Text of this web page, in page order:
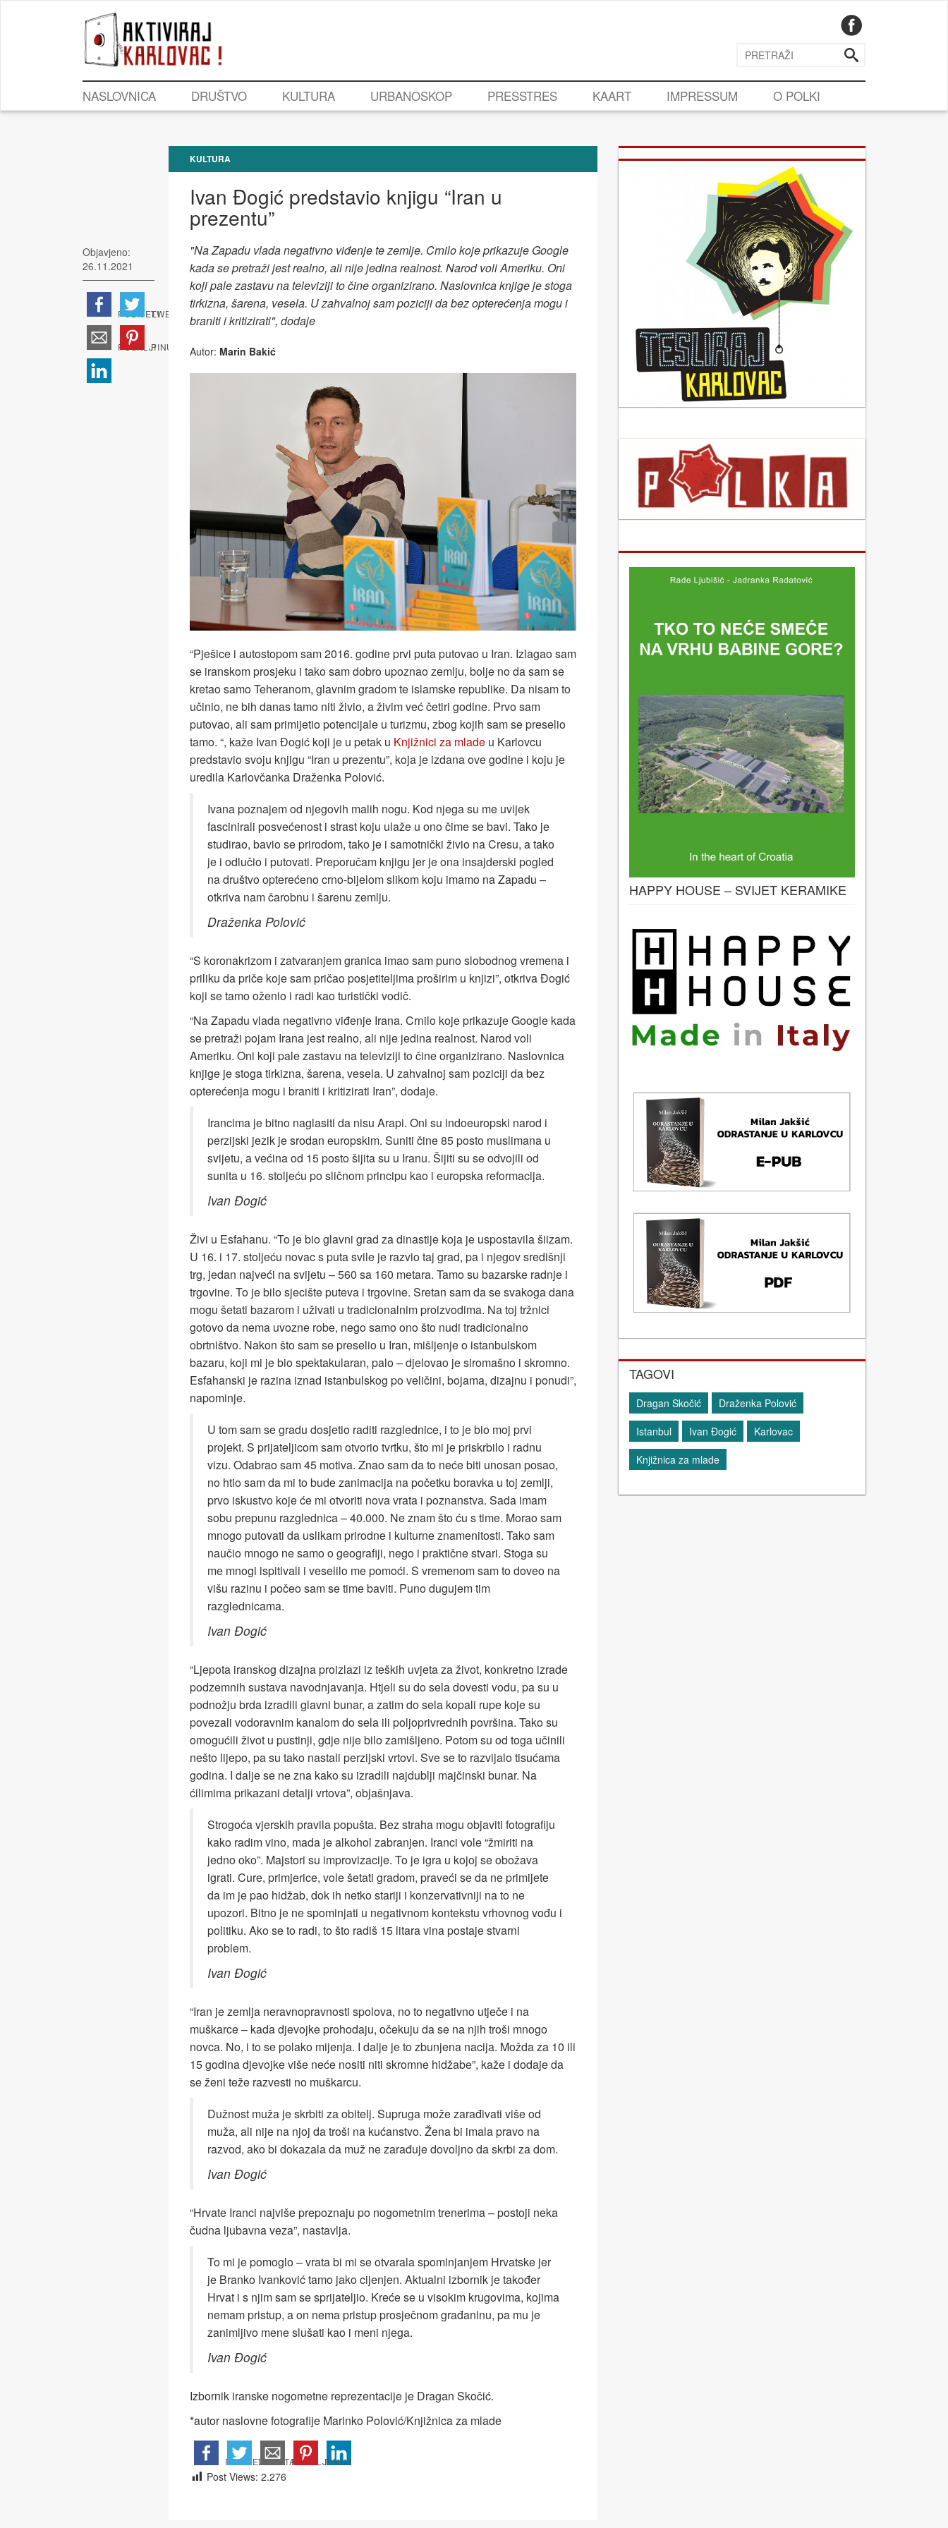
NASLOVNICA DRUŠTVO KULTURA URBANOSKOP PRESSTRES KAART IMPRESSUM O POLKI
Objavjeno:
26.11.2021
KULTURA
Ivan Đogić predstavio knjigu “Iran u
prezentu”
"Na Zapadu vlada negativno viđenje te zemlje. Crnilo koje prikazuje Google
kada se pretraži jest realno, ali nije jedina realnost. Narod voli Ameriku. Oni
koji pale zastavu na televiziji to čine organizirano. Naslovnica knjige je stoga
tirkizna, šarena, vesela. U zahvalnoj sam poziciji da bez opterećenja mogu i
braniti i kritizirati", dodaje
Autor: Marin Bakić
“Pješice i autostopom sam 2016. godine prvi puta putovao u Iran. Izlagao sam
se iranskom prosjeku i tako sam dobro upoznao zemlju, bolje no da sam se
kretao samo Teheranom, glavnim gradom te islamske republike. Da nisam to
učinio, ne bih danas tamo niti živio, a živim već četiri godine. Prvo sam
putovao, ali sam primijetio potencijale u turizmu, zbog kojih sam se preselio
tamo. “, kaže Ivan Đogić koji je u petak u Knjižnici za mladeu Karlovcu
predstavio svoju knjigu “Iran u prezentu”, koja je izdana ove godine i koju je
uredila Karlovčanka Draženka Polović.
Ivana poznajem od njegovih malih nogu. Kod njega su me uvijek
fascinirali posvećenost i strast koju ulaže u ono čime se bavi. Tako je
studirao, bavio se prirodom, tako je i samotnički živio na Cresu, a tako
je i odlučio i putovati. Preporučam knjigu jer je ona insajderski pogled
na društvo opterećeno crno-bijelom slikom koju imamo na Zapadu –
otkriva nam čarobnu i šarenu zemlju.
Draženka Polović
“S koronakrizom i zatvaranjem granica imao sam puno slobodnog vremena i
priliku da priče koje sam pričao posjetiteljima proširim u knjizi”, otkriva Đogić
koji se tamo oženio i radi kao turistički vodič.
“Na Zapadu vlada negativno viđenje Irana. Crnilo koje prikazuje Google kada
se pretraži pojam Irana jest realno, ali nije jedina realnost. Narod voli
Ameriku. Oni koji pale zastavu na televiziji to čine organizirano. Naslovnica
knjige je stoga tirkizna, šarena, vesela. U zahvalnoj sam poziciji da bez
opterećenja mogu i braniti i kritizirati Iran”, dodaje.
Irancima je bitno naglasiti da nisu Arapi. Oni su indoeuropski narod i
perzijski jezik je srodan europskim. Suniti čine 85 posto muslimana u
svijetu, a većina od 15 posto šijita su u Iranu. Šijiti su se odvojili od
sunita u 16. stoljeću po sličnom principu kao i europska reformacija.
Ivan Đogić
Živi u Esfahanu. “To je bio glavni grad za dinastije koja je uspostavila šiizam.
U 16. i 17. stoljeću novac s puta svile je razvio taj grad, pa i njegov središnji
trg, jedan najveći na svijetu – 560 sa 160 metara. Tamo su bazarske radnje i
trgovine. To je bilo sjecište puteva i trgovine. Sretan sam da se svakoga dana
mogu šetati bazarom i uživati u tradicionalnim proizvodima. Na toj tržnici
gotovo da nema uvozne robe, nego samo ono što nudi tradicionalno
obrtništvo. Nakon što sam se preselio u Iran, mišljenje o istanbulskom
bazaru, koji mi je bio spektakularan, palo – djelovao je siromašno i skromno.
Esfahanski je razina iznad istanbulskog po veličini, bojama, dizajnu i ponudi”,
napominje.
U tom sam se gradu dosjetio raditi razglednice, i to je bio moj prvi
projekt. S prijateljicom sam otvorio tvrtku, što mi je priskrbilo i radnu
vizu. Odabrao sam 45 motiva. Znao sam da to neće biti unosan posao,
no htio sam da mi to bude zanimacija na početku boravka u toj zemlji,
prvo iskustvo koje će mi otvoriti nova vrata i poznanstva. Sada imam
sobu prepunu razglednica – 40.000. Ne znam što ću s time. Morao sam
mnogo putovati da uslikam prirodne i kulturne znamenitosti. Tako sam
naučio mnogo ne samo o geografiji, nego i praktične stvari. Stoga su
me mnogi ispitivali i veselilo me pomoći. S vremenom sam to doveo na
višu razinu i počeo sam se time baviti. Puno dugujem tim
razglednicama.
Ivan Đogić
“Ljepota iranskog dizajna proizlazi iz teških uvjeta za život, konkretno izrade
podzemnih sustava navodnjavanja. Htjeli su do sela dovesti vodu, pa su u
podnožju brda izradili glavni bunar, a zatim do sela kopali rupe koje su
povezali vodoravnim kanalom do sela ili poljoprivrednih površina. Tako su
omogućili život u pustinji, gdje nije bilo zamišljeno. Potom su od toga učinili
nešto lijepo, pa su tako nastali perzijski vrtovi. Sve se to razvijalo tisućama
godina. I dalje se ne zna kako su izradili najdublji majčinski bunar. Na
ćilimima prikazani detalji vrtova”, objašnjava.
Strogoća vjerskih pravila popušta. Bez straha mogu objaviti fotografiju
kako radim vino, mada je alkohol zabranjen. Iranci vole “žmiriti na
jedno oko”. Majstori su improvizacije. To je igra u kojoj se obožava
igrati. Cure, primjerice, vole šetati gradom, praveći se da ne primijete
da im je pao hidžab, dok ih netko stariji i konzervativniji na to ne
upozori. Bitno je ne spominjati u negativnom kontekstu vrhovnog vođu i
politiku. Ako se to radi, to što radiš 15 litara vina postaje stvarni
problem.
Ivan Đogić
“Iran je zemlja neravnopravnosti spolova, no to negativno utječe i na
muškarce – kada djevojke prohodaju, očekuju da se na njih troši mnogo
novca. No, i to se polako mijenja. I dalje je to zbunjena nacija. Možda za 10 ili
15 godina djevojke više neće nositi niti skromne hidžabe”, kaže i dodaje da
se ženi teže razvesti no muškarcu.
Dužnost muža je skrbiti za obitelj. Supruga može zarađivati više od
muža, ali nije na njoj da troši na kućanstvo. Žena bi imala pravo na
razvod, ako bi dokazala da muž ne zarađuje dovoljno da skrbi za dom.
Ivan Đogić
“Hrvate Iranci najviše prepoznaju po nogometnim trenerima – postoji neka
čudna ljubavna veza”, nastavlja.
To mi je pomoglo – vrata bi mi se otvarala spominjanjem Hrvatske jer
je Branko Ivanković tamo jako cijenjen. Aktualni izbornik je također
Hrvat i s njim sam se sprijateljio. Kreće se u visokim krugovima, kojima
nemam pristup, a on nema pristup prosječnom građaninu, pa mu je
zanimljivo mene slušati kao i meni njega.
Ivan Đogić
Izbornik iranske nogometne reprezentacije je Dragan Skočić.
*autor naslovne fotografije Marinko Polović/Knjižnica za mlade
Post Views: 2.276
HAPPY HOUSE – SVIJET KERAMIKE
TAGOVI
Dragan Skočić
Draženka Polović
Istanbul
Ivan Đogić
Karlovac
Knjižnica za mlade